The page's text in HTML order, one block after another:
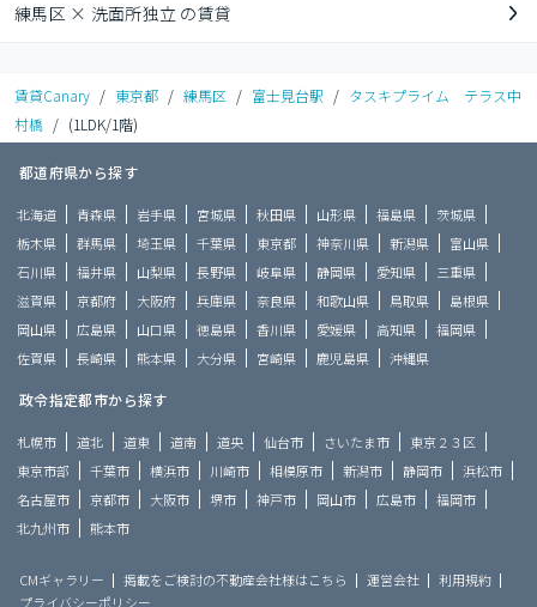
練馬区 × 洗面所独立 の賃貸
賃貸Canary / 東京都 / 練馬区 / 富士見台駅 / タスキプライム テラス中
村橋 / (1LDK/1階)
都道府県から探す
北海道 青森県 岩手県 宮城県 秋田県 山形県 福島県
茨城県
栃木県
群馬県 埼玉県 千葉県 東京都 神奈川県 新潟県
富山県
石川県
福井県 山梨県 長野県 岐阜県 静岡県 愛知県
三重県
滋賀県
京都府 大阪府 兵庫県 奈良県 和歌山県 鳥取県
島根県
岡山県
広島県 山口県 徳島県 香川県 愛媛県 高知県
福岡県
佐賀県
長崎県 熊本県 大分県 宮崎県 鹿児島県 沖縄県
政令指定都市から探す
札幌市 道北 道東 道南 道央 仙台市 さいたま市
東京２３区
東京市部
千葉市 横浜市 川崎市 相模原市 新潟市 静岡市
浜松市
名古屋市
京都市 大阪市 堺市 神戸市 岡山市 広島市
福岡市
北九州市
熊本市
CMギャラリー 掲載をご検討の不動産会社様はこちら 運営会社
利用規約
プライバシーポリシー